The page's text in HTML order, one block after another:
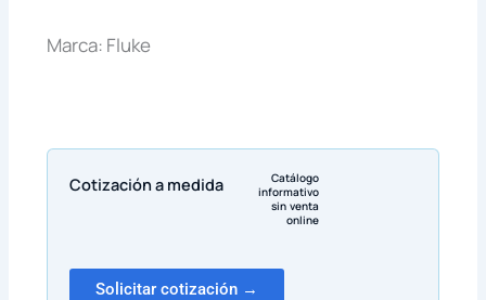
Marca: Fluke
Cotización a medida
Catálogo
informativo
sin venta
online
Solicitar cotización →